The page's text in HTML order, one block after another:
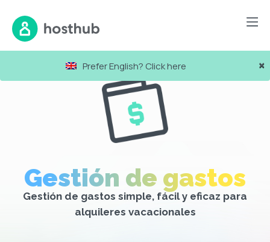
×
Prefer English? Click here
Gestión de gastos
Gestión de gastos simple, fácil y eficaz para
alquileres vacacionales